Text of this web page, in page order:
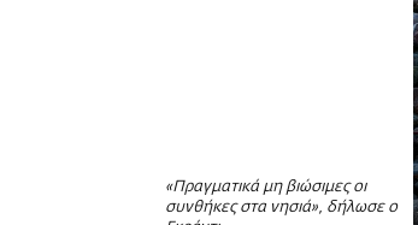
«Πραγματικά μη βιώσιμες οι
συνθήκες στα νησιά», δήλωσε ο